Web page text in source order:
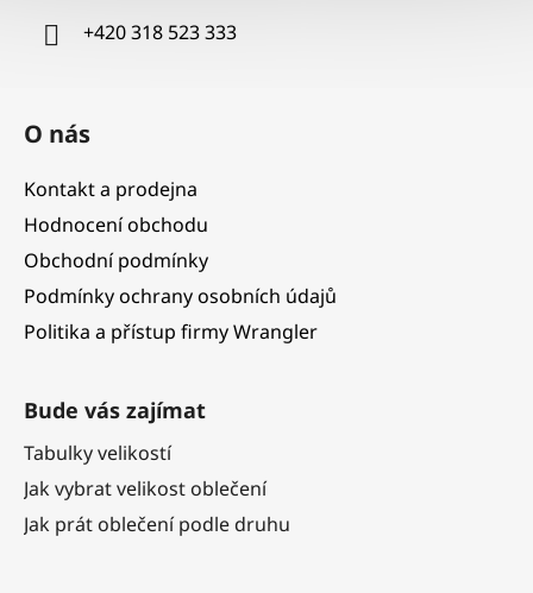
+420 318 523 333
O nás
Kontakt a prodejna
Hodnocení obchodu
Obchodní podmínky
Podmínky ochrany osobních údajů
Politika a přístup firmy Wrangler
Bude vás zajímat
Tabulky velikostí
Jak vybrat velikost oblečení
Jak prát oblečení podle druhu